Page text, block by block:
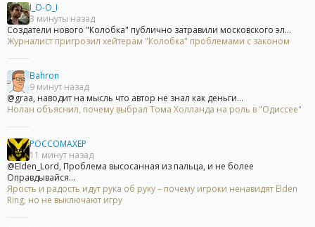
I_O-O_I
3 минуты назад
Создатели нового "Колобка" публично затравили московского эл...
Журналист пригрозил хейтерам "Колобка" проблемами с законом
Bahron
9 минут назад
@graa, наводит на мысль что автор не знал как деньги...
Нолан объяснил, почему выбрал Тома Холланда на роль в "Одиссее"
POCCOMAXEP
11 минут назад
@Elden_Lord, Проблема высосанная из пальца, и не более
Оправдывайся...
Ярость и радость идут рука об руку – почему игроки ненавидят Elden
Ring, но не выключают игру